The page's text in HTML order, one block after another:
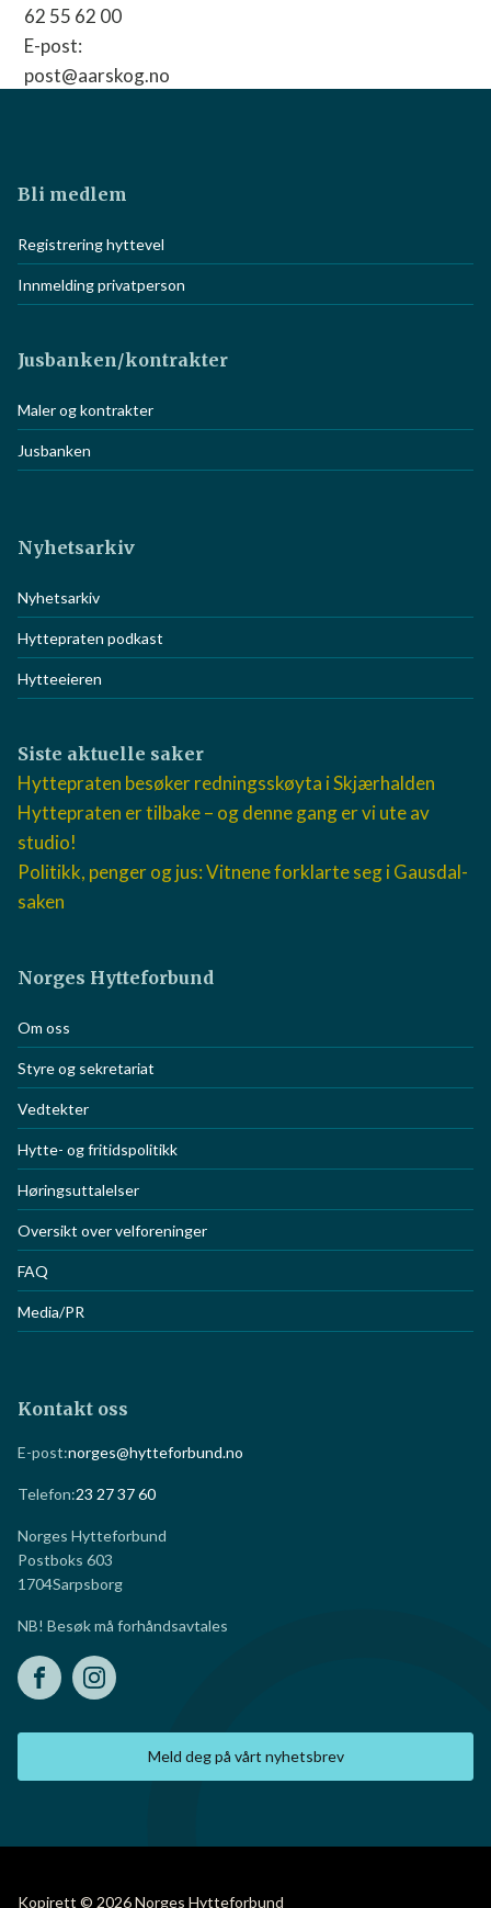
62 55 62 00
E-post:
post@aarskog.no
Bli medlem
Registrering hyttevel
Innmelding privatperson
Jusbanken/kontrakter
Maler og kontrakter
Jusbanken
Nyhetsarkiv
Nyhetsarkiv
Hyttepraten podkast
Hytteeieren
Siste aktuelle saker
Hyttepraten besøker redningsskøyta i Skjærhalden
Hyttepraten er tilbake – og denne gang er vi ute av
studio!
Politikk, penger og jus: Vitnene forklarte seg i Gausdal-
saken
Norges Hytteforbund
Om oss
Styre og sekretariat
Vedtekter
Hytte- og fritidspolitikk
Høringsuttalelser
Oversikt over velforeninger
FAQ
Media/PR
Kontakt oss
E-post:norges@hytteforbund.no
Telefon:23 27 37 60
Norges Hytteforbund
Postboks 603
1704Sarpsborg
NB! Besøk må forhåndsavtales
Meld deg på vårt nyhetsbrev
Kopirett © 2026 Norges Hytteforbund